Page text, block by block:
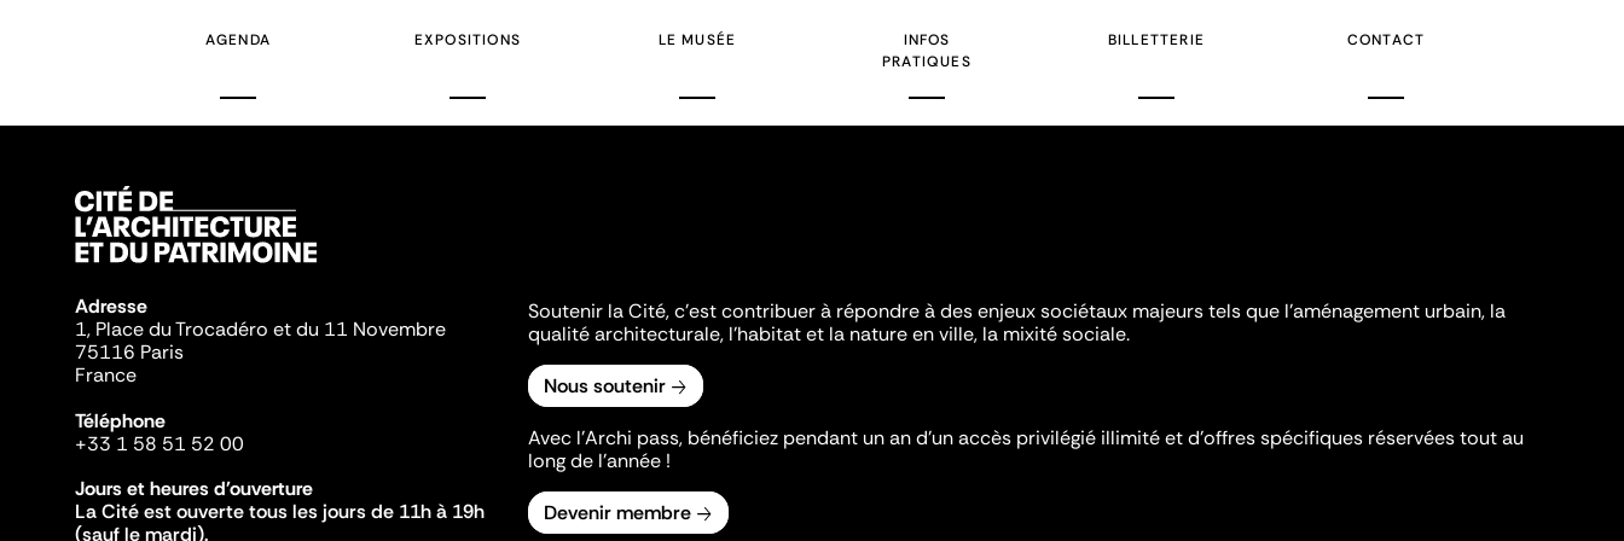
AGENDA EXPOSITIONS LE MUSÉE
INFOS
PRATIQUES
BILLETTERIE CONTACT
Adresse
1, Place du Trocadéro et du 11 Novembre
75116 Paris
France
Téléphone
+33 1 58 51 52 00
Jours et heures d'ouverture
La Cité est ouverte tous les jours de 11h à 19h
(sauf le mardi).
Soutenir la Cité, c'est contribuer à répondre à des enjeux sociétaux majeurs tels que l'aménagement urbain, la
qualité architecturale, l'habitat et la nature en ville, la mixité sociale.
Nous soutenir
Avec l’Archi pass, bénéficiez pendant un an d’un accès privilégié illimité et d’offres spécifiques réservées tout au
long de l’année !
Devenir membre